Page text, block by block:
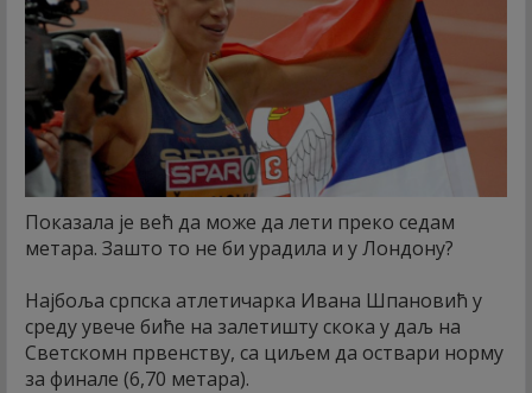
Показала је већ да може да лети преко седам
метара. Зашто то не би урадила и у Лондону?
Најбоља српска атлетичарка Ивана Шпановић у
среду увече биће на залетишту скока у даљ на
Светскомн првенству, са циљем да оствари норму
за финале (6,70 метара).